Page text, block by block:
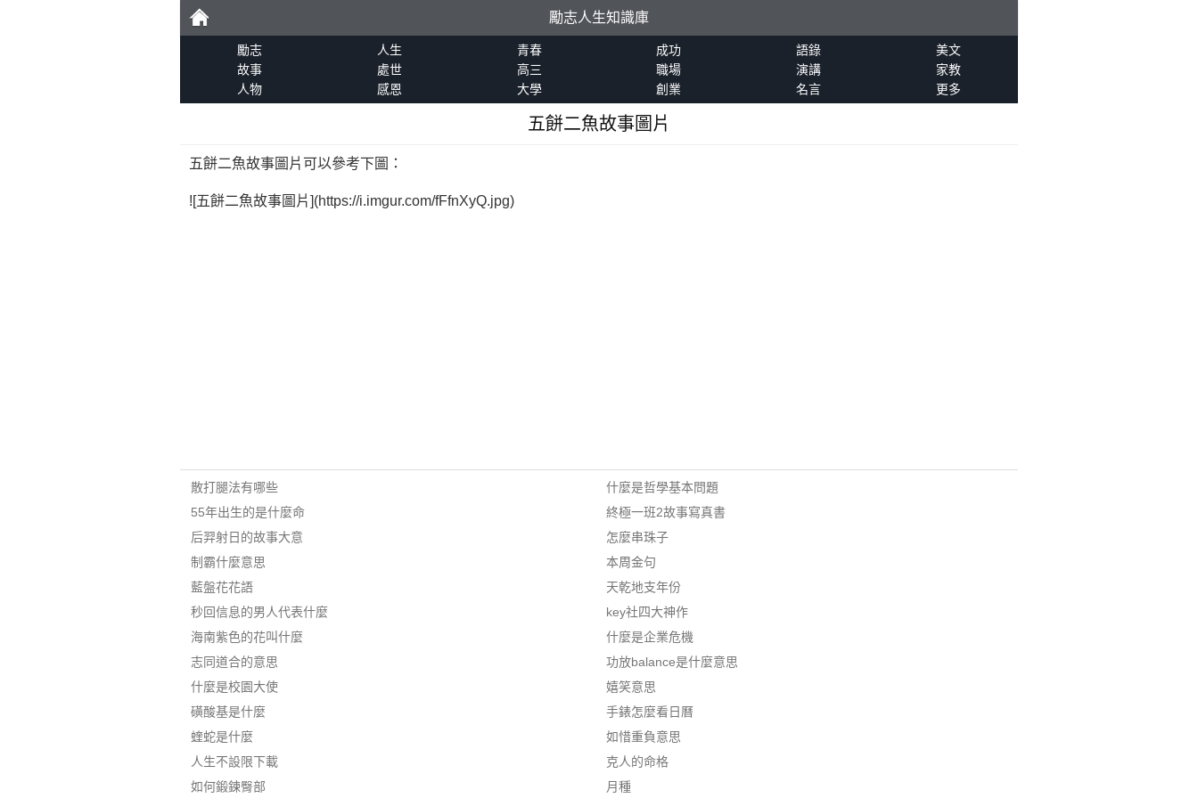
勵
勵志人生知識庫
勵志 人生 青春 成功 語錄
美文
故事
處世 高三 職場 演講
家教
人物
感恩 大學 創業 名言 更多
五餅二魚故事圖片
五餅二魚故事圖片可以參考下圖：
![五餅二魚故事圖片](https://i.imgur.com/fFfnXyQ.jpg)
散打腿法有哪些
55年出生的是什麼命
后羿射日的故事大意
制霸什麼意思
藍盤花花語
秒回信息的男人代表什麼
海南紫色的花叫什麼
志同道合的意思
什麼是校園大使
磺酸基是什麼
蝰蛇是什麼
人生不設限下載
如何鍛鍊臀部
什麼是哲學基本問題
終極一班2故事寫真書
怎麼串珠子
本周金句
天乾地支年份
key社四大神作
什麼是企業危機
功放balance是什麼意思
嬉笑意思
手錶怎麼看日曆
如惜重負意思
克人的命格
月種